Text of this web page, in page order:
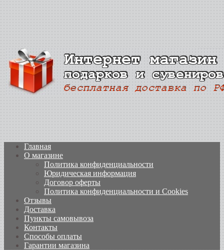
Главная
О магазине
Политика конфиденциальности
Юридическая информация
Договор оферты
Политика конфиденциальности и Cookies
Отзывы
Доставка
Пункты самовывоза
Контакты
Способы оплаты
Гарантии магазина